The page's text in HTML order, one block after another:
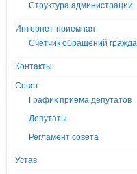
Структура администрации
Интернет-приемная
Счетчик обращений
Контакты
Совет
График приема депутатов
Депутаты
Регламент совета
Устав